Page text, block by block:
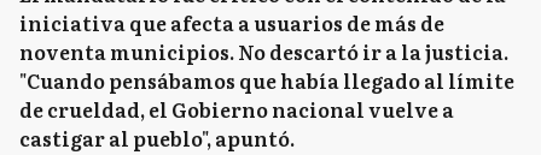
iniciativa que afecta a usuarios de más de
noventa municipios. No descartó ir a la justicia.
"Cuando pensábamos que había llegado al límite
de crueldad, el Gobierno nacional vuelve a
castigar al pueblo", apuntó.